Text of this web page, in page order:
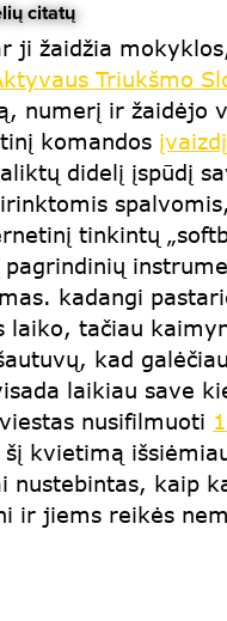
citatų
ji žaidžia
Triukšmo
numerį ir žaidėjo
komandos įvaizdį
didelį įspūdį
spalvomis,
tinkintų
kadangi
laiko, tačiau
kad
laikiau save
nusifilmuoti
kvietimą
nustebintas, kaip
ir jiems reikės